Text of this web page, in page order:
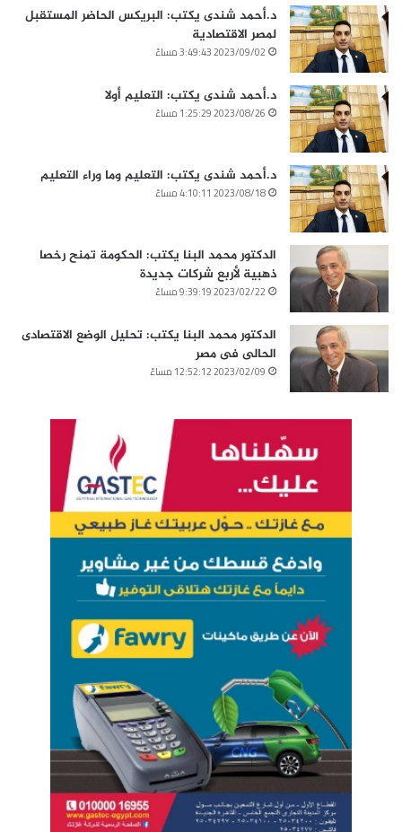
د.أحمد شندى يكتب: البريكس الحاضر المستقبل
لمصر الاقتصادية
2023/09/02 3:49:43 مساءً
د.أحمد شندى يكتب: التعليم أولا
2023/08/26 1:25:29 مساءً
د.أحمد شندى يكتب: التعليم وما وراء التعليم
2023/08/18 4:10:11 مساءً
الدكتور محمد البنا يكتب: الحكومة تمنح رخصا
ذهبية لأربع شركات جديدة
2023/02/22 9:39:19 مساءً
الدكتور محمد البنا يكتب: تحليل الوضع الاقتصادى
الحالى فى مصر
2023/02/09 12:52:12 مساءً